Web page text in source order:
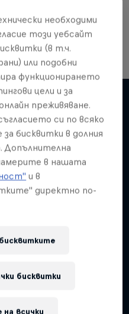
and …
необходими
този уебсайт
(в т.ч.
или подобни
функционирането
цели и за
преживяване.
си по всяко
бисквитки в долния
Допълнителна
в нашата
и в
директно по-
всички
бисквитки